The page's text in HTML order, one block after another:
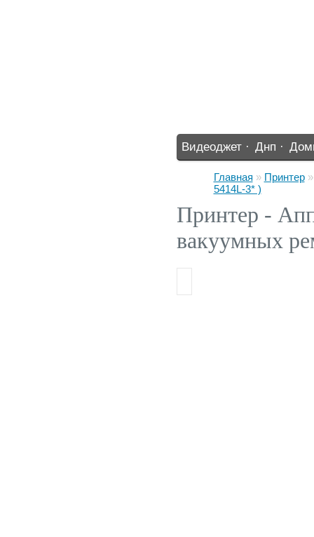
Видеоджет · Днп ·
Главная » Принтер
5414L-3* )
Принтер -
вакуумных